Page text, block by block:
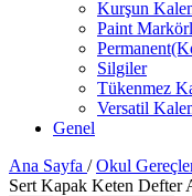
Kurşun
Paint
Silgiler
Tükenmez
Versatil
Genel
Ana Sayfa / Okul
Sert Kapak Keten Defter